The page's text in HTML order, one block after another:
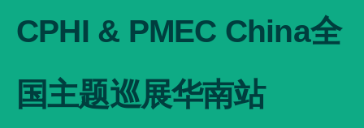
CPHI & PMEC China全
国主题巡展华南站